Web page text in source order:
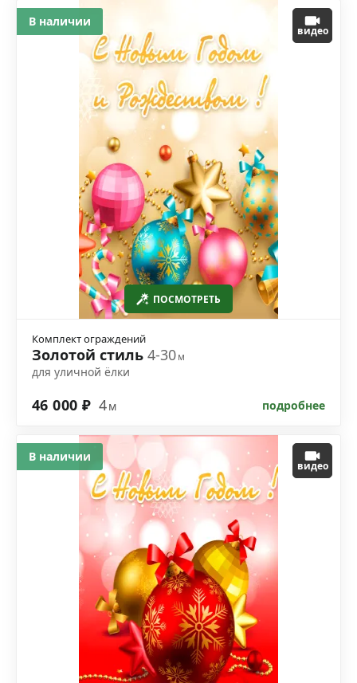
ПОСМОТРЕТЬ
видео
Комплект ограждений
Золотой стиль 4-30м
для уличной ёлки
46 000 ₽ 4м подробнее
В наличии
видео
В наличии